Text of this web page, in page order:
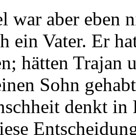
war aber eben
ein Vater. Er
hätten Trajan
Sohn
denkt